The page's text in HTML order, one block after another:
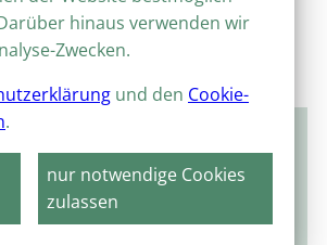
DO FR SA
4
hinaus verwenden wir
Zwecken.
und den Cookie-
.
nur notwendige Cookies
zulassen